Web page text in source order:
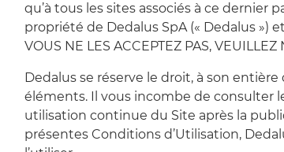
qu’à tous les sites associés à ce dernier
propriété de Dedalus SpA (« Dedalus ») et
VOUS NE LES ACCEPTEZ PAS, VEUILLEZ
Dedalus se réserve le droit, à son
éléments. Il vous incombe de consulter
utilisation continue du Site après la
présentes Conditions d’Utilisation,